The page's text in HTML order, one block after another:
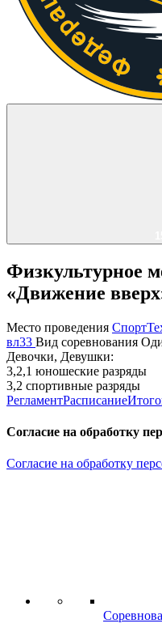
Физкультурное
«Движение
Место проведения
вл33 Вид соревнования
Девочки, Девушки:
3,2,1 юношеские разряды
3,2 спортивные разряды
РегламентРасписание
Согласие на обработку
Согласие на обработку